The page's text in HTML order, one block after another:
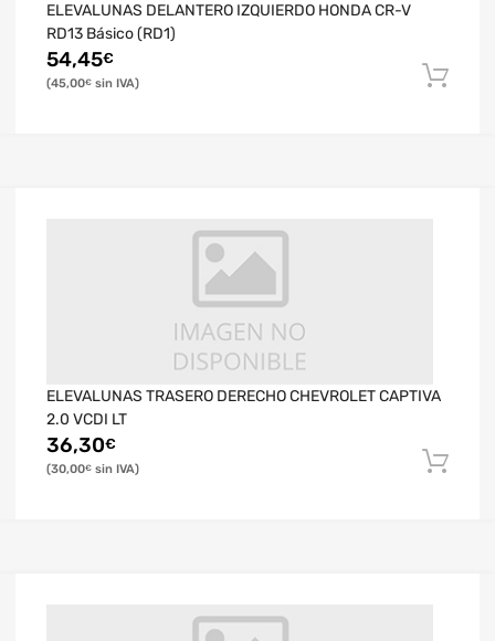
ELEVALUNAS DELANTERO IZQUIERDO HONDA CR-V
RD13 Básico (RD1)
54,45€
45,00€
ELEVALUNAS TRASERO DERECHO CHEVROLET CAPTIVA
2.0 VCDI LT
36,30€
30,00€